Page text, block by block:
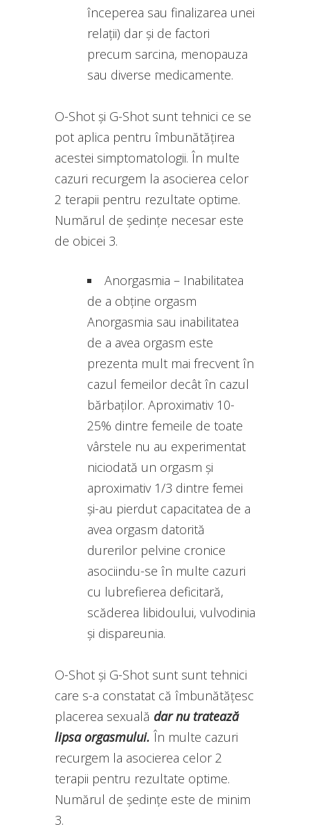
începerea sau finalizarea unei
relații) dar și de factori
precum sarcina, menopauza
sau diverse medicamente.
O-Shot și G-Shot sunt tehnici ce se
pot aplica pentru îmbunătățirea
acestei simptomatologii. În multe
cazuri recurgem la asocierea celor
2 terapii pentru rezultate optime.
Numărul de ședințe necesar este
de obicei 3.
Anorgasmia – Inabilitatea
de a obține orgasm
Anorgasmia sau inabilitatea
de a avea orgasm este
prezenta mult mai frecvent în
cazul femeilor decât în cazul
bărbaților. Aproximativ 10-
25% dintre femeile de toate
vârstele nu au experimentat
niciodată un orgasm și
aproximativ 1/3 dintre femei
și-au pierdut capacitatea de a
avea orgasm datorită
durerilor pelvine cronice
asociindu-se în multe cazuri
cu lubrefierea deficitară,
scăderea libidoului, vulvodinia
și dispareunia.
O-Shot și G-Shot sunt sunt tehnici
care s-a constatat că îmbunătățesc
placerea sexuală dar nu tratează
lipsa orgasmului. În multe cazuri
recurgem la asocierea celor 2
terapii pentru rezultate optime.
Numărul de ședințe este de minim
3.